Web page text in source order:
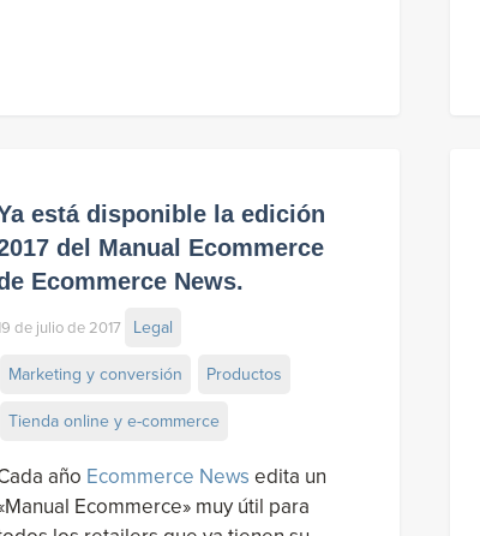
está disponible la edición
del Manual Ecommerce
Ecommerce News.
de julio de 2017 Legal
Marketing y conversión Productos
Tienda online y e-commerce
año Ecommerce News edita un
Ecommerce» muy útil para